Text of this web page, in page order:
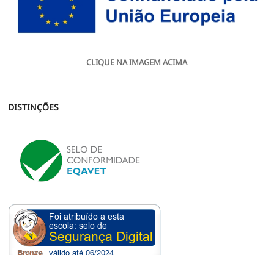
CLIQUE NA IMAGEM ACIMA
DISTINÇÕES